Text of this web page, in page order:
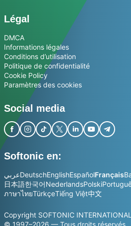
Légal
DMCA
Informations légales
Conditions d’utilisation
Politique de confidentialité
Cookie Policy
Paramètres des cookies
Social media
Softonic en:
عربيDeutschEnglishEspañolFrançais
日本語한국어NederlandsPolski
ภาษาไทยTürkçeTiếng Việt中文
Copyright SOFTONIC
© 1997–2026 — Tous droits réservés